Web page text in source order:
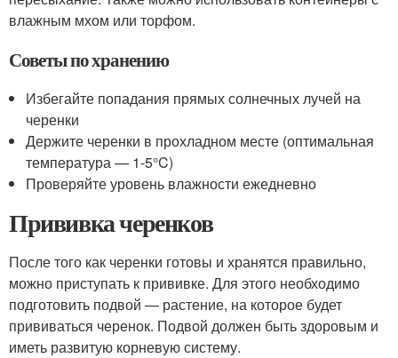
влажным мхом или торфом.
Советы по хранению
Избегайте попадания прямых солнечных лучей на
черенки
Держите черенки в прохладном месте (оптимальная
температура — 1-5°C)
Проверяйте уровень влажности ежедневно
Прививка черенков
После того как черенки готовы и хранятся правильно,
можно приступать к прививке. Для этого необходимо
подготовить подвой — растение, на которое будет
прививаться черенок. Подвой должен быть здоровым и
иметь развитую корневую систему.